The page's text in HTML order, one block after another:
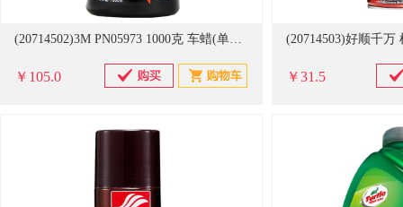
(20714502)3M PN05973 1000克 车蜡(单位：瓶)
￥105.0 ￥31.5